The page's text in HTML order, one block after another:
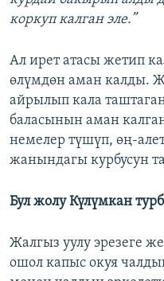
коркуп калган эле.”
Ал ирет атасы жетип
өлүмдөн аман калды.
айрылып кала
баласынын аман
немелер түшүп, өң-
жанындагы курбусун
Бул жолу Күлүмкан
Жалгыз уулу эрезеге
ошол капыс окуя